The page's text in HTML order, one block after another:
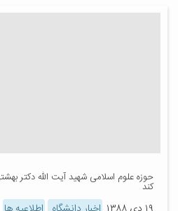
حوزه علوم اسلامی شهید آیت الله دکتر
کند